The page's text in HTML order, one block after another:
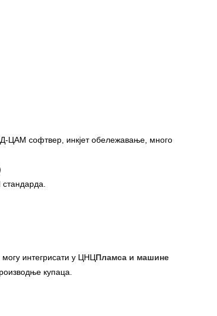
ЦАМ софтвер, инкјет обележавање, много
интегрисати у ЦНЦПламса и машине
купаца.